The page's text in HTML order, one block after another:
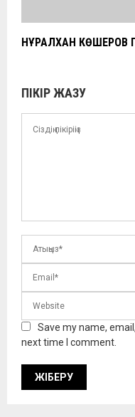
НҰРАЛХАН КӨШЕРОВ
ПІКІР ЖАЗУ
Save my name,
next time I comment.